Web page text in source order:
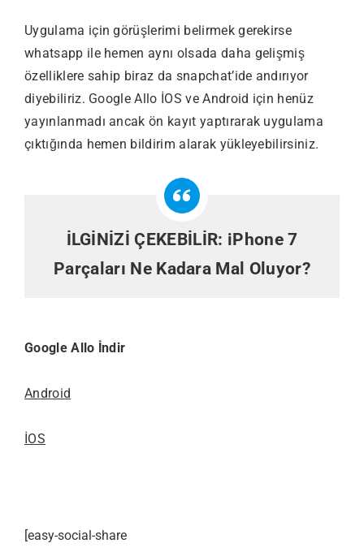
Uygulama için görüşlerimi belirmek gerekirse
whatsapp ile hemen aynı olsada daha gelişmiş
özelliklere sahip biraz da snapchat’ide andırıyor
diyebiliriz. Google Allo İOS ve Android için henüz
yayınlanmadı ancak ön kayıt yaptırarak uygulama
çıktığında hemen bildirim alarak yükleyebilirsiniz.
İLGİNİZİ ÇEKEBİLİR: iPhone 7
Parçaları Ne Kadara Mal Oluyor?
Google Allo İndir
Android
İOS
[easy-social-share